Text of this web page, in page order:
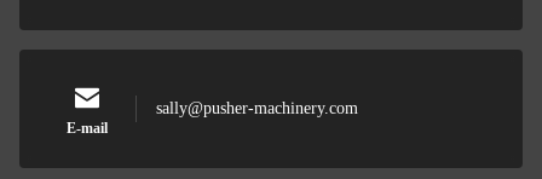
E-mail
sally@pusher-machinery.com